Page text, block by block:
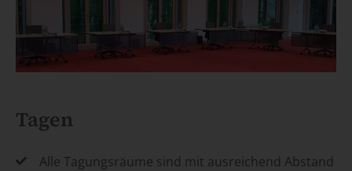
Tagen
Alle Tagungsräume sind mit ausreichend Abstand